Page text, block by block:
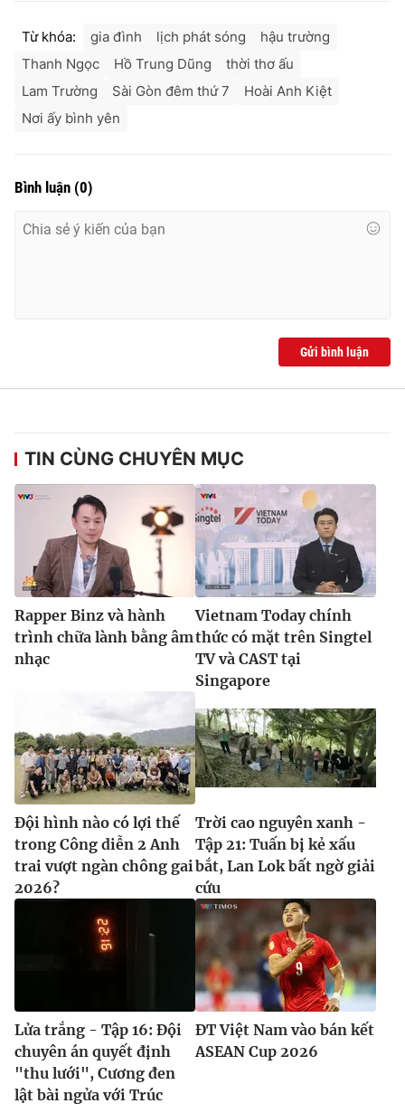
Từ khóa: gia đình lịch phát sóng
hậu trường
Thanh Ngọc
Hồ Trung Dũng
thời thơ ấu
Lam Trường
Sài Gòn đêm thứ 7
Hoài Anh Kiệt
Nơi ấy bình yên
Bình luận (0)
Gửi bình luận
TIN CÙNG CHUYÊN MỤC
Rapper Binz và hành
trình chữa lành bằng âm
nhạc
Vietnam Today chính
thức có mặt trên Singtel
TV và CAST tại
Singapore
Đội hình nào có lợi thế
trong Công diễn 2 Anh
trai vượt ngàn chông gai
2026?
Trời cao nguyên xanh -
Tập 21: Tuấn bị kẻ xấu
bắt, Lan Lok bất ngờ giải
cứu
Lửa trắng - Tập 16: Đội
chuyên án quyết định
"thu lưới", Cương đen
lật bài ngửa với Trúc
ĐT Việt Nam vào bán kết
ASEAN Cup 2026